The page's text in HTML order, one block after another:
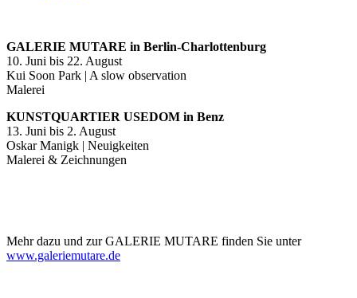
GALERIE MUTARE in Berlin-Charlottenburg
10. Juni bis 22. August
Kui Soon Park | A slow observation
Malerei
KUNSTQUARTIER USEDOM in Benz
13. Juni bis 2. August
Oskar Manigk | Neuigkeiten
Malerei & Zeichnungen
Mehr dazu und zur GALERIE MUTARE finden Sie unter
www.galeriemutare.de